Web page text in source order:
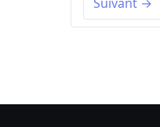
Suivant →